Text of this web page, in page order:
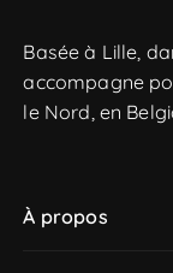
Basée à Lille,
accompagne
le Nord, en
À propos